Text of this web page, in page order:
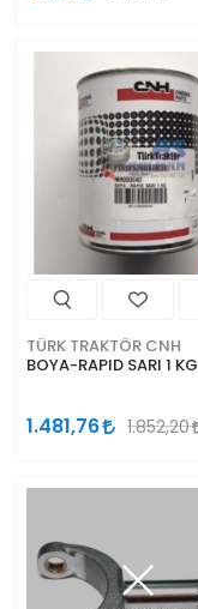
TÜRK TRAKTÖR CNH
BOYA-RAPID SARI 1 KG
1.481,76 1.852,20